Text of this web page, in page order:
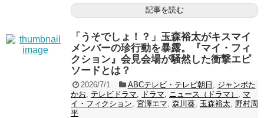
記事を読む
「うそでしょ！？」玉森裕太がキスマイ
メンバーの珍行動を暴露。『マイ・フィ
クション』会見会場が騒然した衝撃エピ
ソードとは？
2026/7/1 ABCテレビ・テレビ朝日 , ジャンボた
かお, テレビドラマ, ドラマ, ニュース（ドラマ） , マ
イ・フィクション, 宮澤エマ, 森川葵, 玉森裕太, 野村周
平